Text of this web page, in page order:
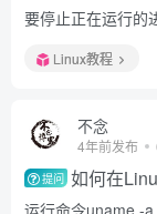
要停止正在运行的
Linux教程
不念
4年前发布
提问 如何在
运行命令uname -a